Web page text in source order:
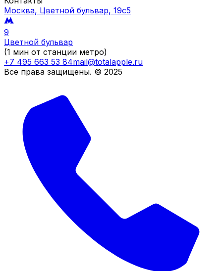
Москва, Цветной бульвар, 19c5
9
Цветной бульвар
(1 мин от станции метро)
+7 495 663 53 84mail@totalapple.ru
Все права защищены. © 2025